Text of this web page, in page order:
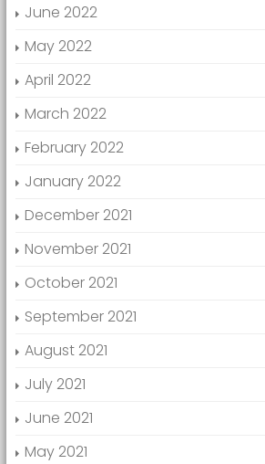
June 2022
May 2022
April 2022
March 2022
February 2022
January 2022
December 2021
November 2021
October 2021
September 2021
August 2021
July 2021
June 2021
May 2021